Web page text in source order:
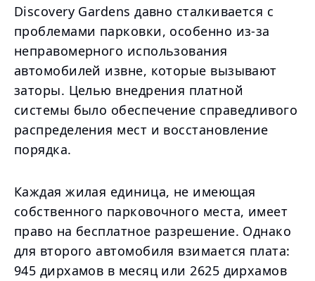
Discovery Gardens давно сталкивается с
проблемами парковки, особенно из-за
неправомерного использования
автомобилей извне, которые вызывают
заторы. Целью внедрения платной
системы было обеспечение справедливого
распределения мест и восстановление
порядка.
Каждая жилая единица, не имеющая
собственного парковочного места, имеет
право на бесплатное разрешение. Однако
для второго автомобиля взимается плата:
945 дирхамов в месяц или 2625 дирхамов